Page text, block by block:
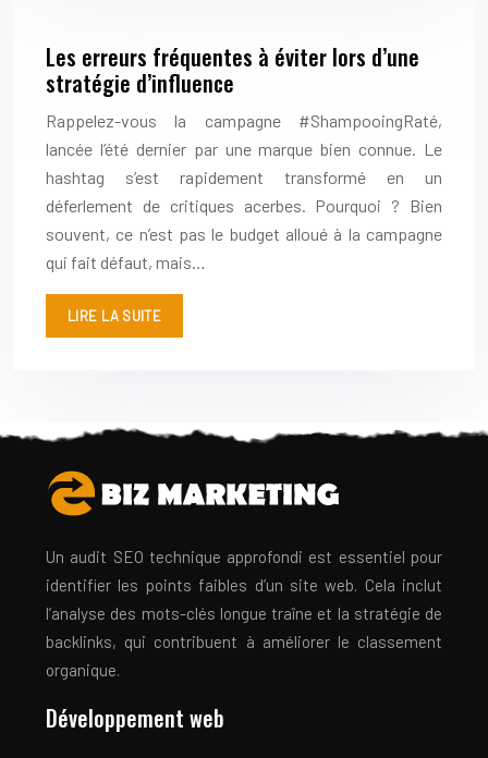
Les erreurs fréquentes à éviter lors d’une
stratégie d’influence
Rappelez-vous la campagne #ShampooingRaté,
lancée l’été dernier par une marque bien connue. Le
hashtag s’est rapidement transformé en un
déferlement de critiques acerbes. Pourquoi ? Bien
souvent, ce n’est pas le budget alloué à la campagne
qui fait défaut, mais…
LIRE LA SUITE
Un audit SEO technique approfondi est essentiel pour
identifier les points faibles d’un site web. Cela inclut
l’analyse des mots-clés longue traîne et la stratégie de
backlinks, qui contribuent à améliorer le classement
organique.
Développement web